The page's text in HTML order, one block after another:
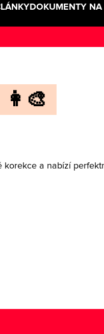
DOKUMENTY NA
korekce a nabízí